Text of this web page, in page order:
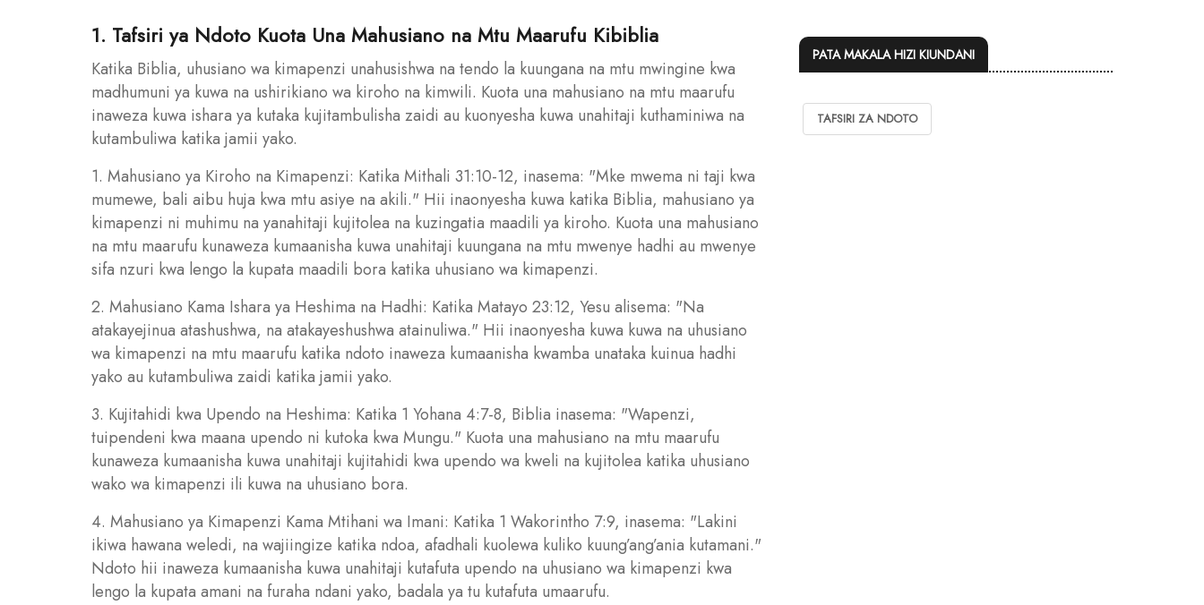
1. Tafsiri ya Ndoto Kuota Una Mahusiano na Mtu Maarufu Kibiblia
Katika Biblia, uhusiano wa kimapenzi unahusishwa na tendo la kuungana na mtu mwingine kwa
madhumuni ya kuwa na ushirikiano wa kiroho na kimwili. Kuota una mahusiano na mtu maarufu
inaweza kuwa ishara ya kutaka kujitambulisha zaidi au kuonyesha kuwa unahitaji kuthaminiwa na
kutambuliwa katika jamii yako.
1. Mahusiano ya Kiroho na Kimapenzi: Katika Mithali 31:10-12, inasema: "Mke mwema ni taji kwa
mumewe, bali aibu huja kwa mtu asiye na akili." Hii inaonyesha kuwa katika Biblia, mahusiano ya
kimapenzi ni muhimu na yanahitaji kujitolea na kuzingatia maadili ya kiroho. Kuota una mahusiano
na mtu maarufu kunaweza kumaanisha kuwa unahitaji kuungana na mtu mwenye hadhi au mwenye
sifa nzuri kwa lengo la kupata maadili bora katika uhusiano wa kimapenzi.
2. Mahusiano Kama Ishara ya Heshima na Hadhi: Katika Matayo 23:12, Yesu alisema: "Na
atakayejinua atashushwa, na atakayeshushwa atainuliwa." Hii inaonyesha kuwa kuwa na uhusiano
wa kimapenzi na mtu maarufu katika ndoto inaweza kumaanisha kwamba unataka kuinua hadhi
yako au kutambuliwa zaidi katika jamii yako.
3. Kujitahidi kwa Upendo na Heshima: Katika 1 Yohana 4:7-8, Biblia inasema: "Wapenzi,
tuipendeni kwa maana upendo ni kutoka kwa Mungu." Kuota una mahusiano na mtu maarufu
kunaweza kumaanisha kuwa unahitaji kujitahidi kwa upendo wa kweli na kujitolea katika uhusiano
wako wa kimapenzi ili kuwa na uhusiano bora.
4. Mahusiano ya Kimapenzi Kama Mtihani wa Imani: Katika 1 Wakorintho 7:9, inasema: "Lakini
ikiwa hawana weledi, na wajiingize katika ndoa, afadhali kuolewa kuliko kuung’ang’ania kutamani."
Ndoto hii inaweza kumaanisha kuwa unahitaji kutafuta upendo na uhusiano wa kimapenzi kwa
lengo la kupata amani na furaha ndani yako, badala ya tu kutafuta umaarufu.
PATA MAKALA HIZI KIUNDANI
TAFSIRI ZA NDOTO